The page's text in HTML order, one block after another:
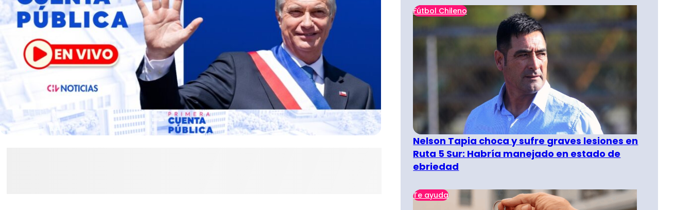
Fútbol Chileno
Nelson Tapia choca y sufre graves lesiones en
Ruta 5 Sur: Habría manejado en estado de
ebriedad
Te ayuda